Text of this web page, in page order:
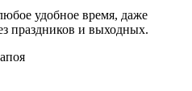
удобное время, даже
праздников и выходных.